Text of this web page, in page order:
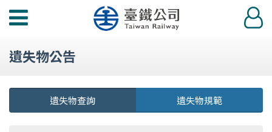
功
選
登
入
遺失物公告
遺失物查詢 遺失物規範